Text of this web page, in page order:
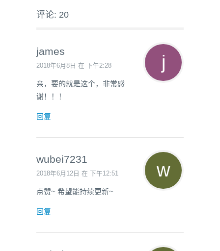
评论: 20
james
2018年6月8日 在 下午2:28
亲，要的就是这个，非常感
谢！！！
回复
wubei7231
2018年6月12日 在 下午12:51
点赞~ 希望能持续更新~
回复